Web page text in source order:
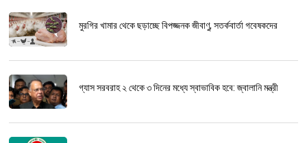
মুরগির খামার থেকে ছড়াচ্ছে বিপজ্জনক জীবাণু, সতর্কবার্তা গবেষকদের
গ্যাস সরবরাহ ২ থেকে ৩ দিনের মধ্যে স্বাভাবিক হবে: জ্বালানি মন্ত্রী